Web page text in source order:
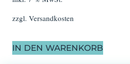
zzgl. Versandkosten
IN DEN WARENKORB